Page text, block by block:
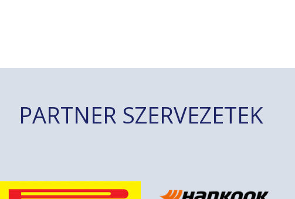
PARTNER SZERVEZETEK